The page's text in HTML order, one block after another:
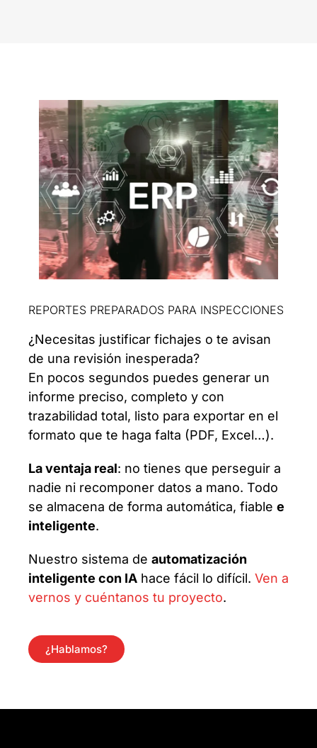
REPORTES PREPARADOS PARA INSPECCIONES
¿Necesitas justificar fichajes o te avisan
de una revisión inesperada?
En pocos segundos puedes generar un
informe preciso, completo y con
trazabilidad total, listo para exportar en el
formato que te haga falta (PDF, Excel…).
La ventaja real: no tienes que perseguir a
nadie ni recomponer datos a mano. Todo
se almacena de forma automática, fiable e
inteligente.
Nuestro sistema de automatización
inteligente con IA hace fácil lo difícil. Ven a
vernos y cuéntanos tu proyecto.
¿Hablamos?